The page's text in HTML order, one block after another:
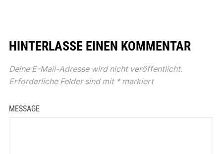
HINTERLASSE EINEN KOMMENTAR
Deine E-Mail-Adresse wird nicht veröffentlicht.
Erforderliche Felder sind mit *markiert
MESSAGE